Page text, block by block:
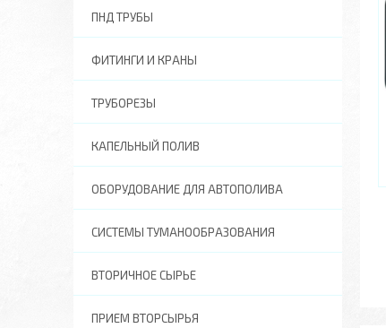
ПНД ТРУБЫ
ФИТИНГИ И КРАНЫ
ТРУБОРЕЗЫ
КАПЕЛЬНЫЙ ПОЛИВ
ОБОРУДОВАНИЕ ДЛЯ АВТОПОЛИВА
СИСТЕМЫ ТУМАНООБРАЗОВАНИЯ
ВТОРИЧНОЕ СЫРЬЕ
ПРИЕМ ВТОРСЫРЬЯ